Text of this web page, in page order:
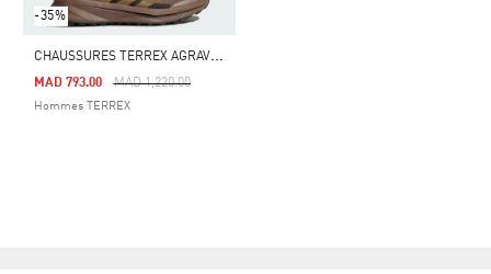
-35%
C
HAUSSURES TERREX AGRAVIC LITE
Price Reduced From
MAD 1,220.00To
MAD 793.00
Hommes TERREX